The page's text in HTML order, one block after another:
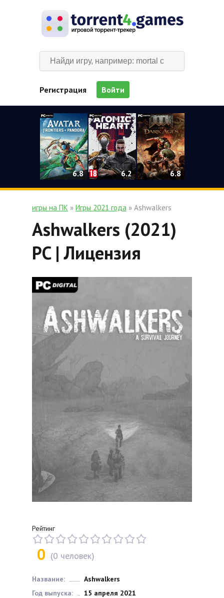
Регистрация Войти
6.8 6.2 6.8
игры на ПК » Игры 2021 года » Ashwalkers
Ashwalkers (2021)
PC | Лицензия
Рейтинг
0 (0 человек)
Название:
Ashwalkers
Год выпуска:
15 апреля 2021